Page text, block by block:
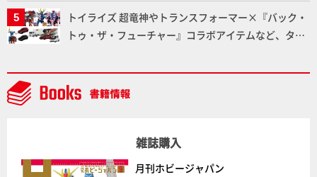
ダム】
トイライズ 超竜神やトランスフォーマー×『バック・
トゥ・ザ・フューチャー』コラボアイテムなど、タカ
NEWITEM】
雑誌購入
月刊ホビージャパン